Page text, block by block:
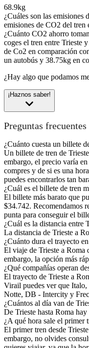
68.9kg
¿Cuáles son las emisiones
emisiones de CO2 del tren
¿Cuánto CO2 ahorro
coges el tren entre Trieste
de Co2 en comparación
un autobús y 38.75kg en
¿Hay algo que podamos
¡Haznos saber!
Preguntas frecuentes
¿Cuánto cuesta un billete
Un billete de tren de
embargo, el precio varía
compres y de si es una
puedes encontrarlos tan
¿Cuál es el billete de tren
El billete más barato que
$34.742. Recomendamos
punta para conseguir el
¿Cuál es la distancia entre
La distancia de Trieste a
¿Cuánto dura el trayecto
El viaje de Trieste a Roma
embargo, la opción más
¿Qué compañías operan
El trayecto de Trieste a
Virail puedes ver que
Notte, DB - Intercity y
¿Cuántos al día van de
De Trieste hasta Roma
¿A qué hora sale el primer
El primer tren desde
embargo, no olvides